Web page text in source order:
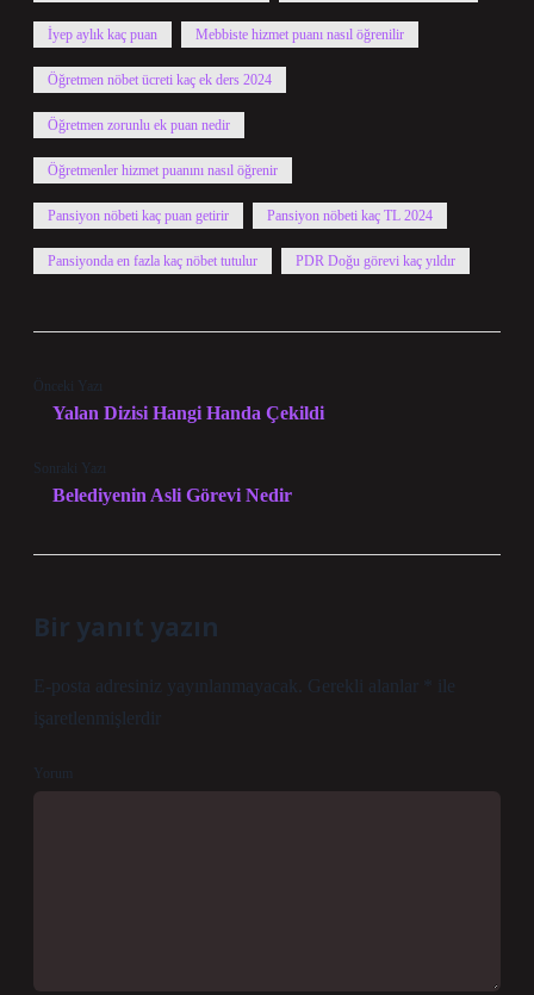
İyep aylık kaç puan Mebbiste hizmet puanı nasıl öğrenilir
Öğretmen nöbet ücreti kaç ek ders 2024
Öğretmen zorunlu ek puan nedir
Öğretmenler hizmet puanını nasıl öğrenir
Pansiyon nöbeti kaç puan getirir Pansiyon nöbeti kaç TL 2024
Pansiyonda en fazla kaç nöbet tutulur PDR Doğu görevi kaç yıldır
Önceki Yazı
Yalan Dizisi Hangi Handa Çekildi
Sonraki Yazı
Belediyenin Asli Görevi Nedir
Bir yanıt yazın
E-posta adresiniz yayınlanmayacak. Gerekli alanlar
ile
işaretlenmişlerdir
Yorum